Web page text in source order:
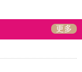
更多